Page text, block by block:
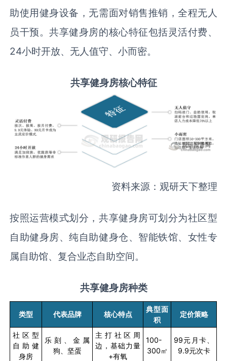
助使用健身设备，无需面对销售推销，全程无人
员干预。共享健身房的核心特征包括灵活付费、
24小时开放、无人值守、小而密。
共享健身房核心特征
资料来源：观研天下整理
按照运营模式划分，共享健身房可划分为社区型
自助健身房、纯自助健身仓、智能铁馆、女性专
属自助馆、复合业态自助空间。
共享健身房种类
类型 代表品牌 核心特点
典型面
积
定价策略
社区型
自助健
身房
乐刻、金属
狗、坚蛋
主打社区周
边，基础力量
+有氧
100-
300㎡
99元月卡、
9.9元次卡